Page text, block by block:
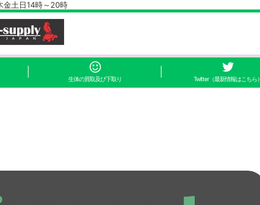
日14時～20時
生体の買取及び下取り Twitter（最新情報はこちら）